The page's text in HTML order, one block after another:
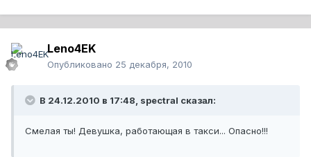
Leno4EK
Опубликовано 25 декабря, 2010
В 24.12.2010 в 17:48, spectral сказал:
Смелая ты! Девушка, работающая в такси... Опасно!!!